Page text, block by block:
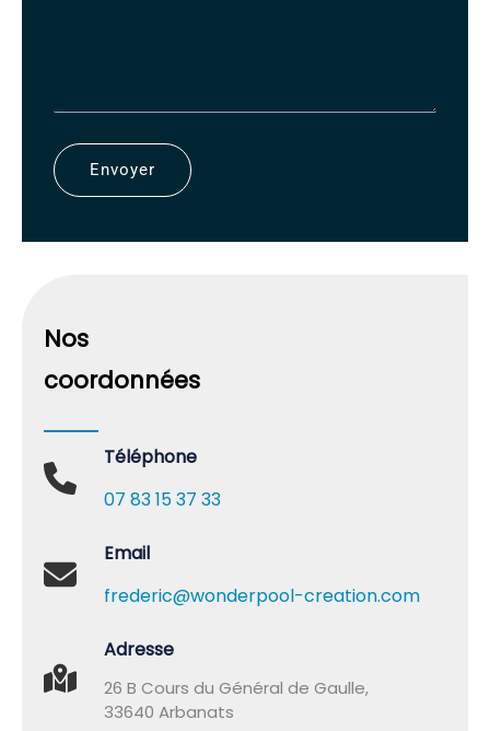
Envoyer
Nos
coordonnées
Téléphone
07 83 15 37 33
Email
frederic@wonderpool-creation.com
Adresse
26 B Cours du Général de Gaulle,
33640 Arbanats